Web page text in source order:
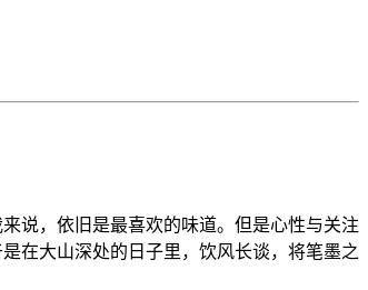
说，依旧是最喜欢的味道。但是心性与关注
在大山深处的日子里，饮风长谈，将笔墨之